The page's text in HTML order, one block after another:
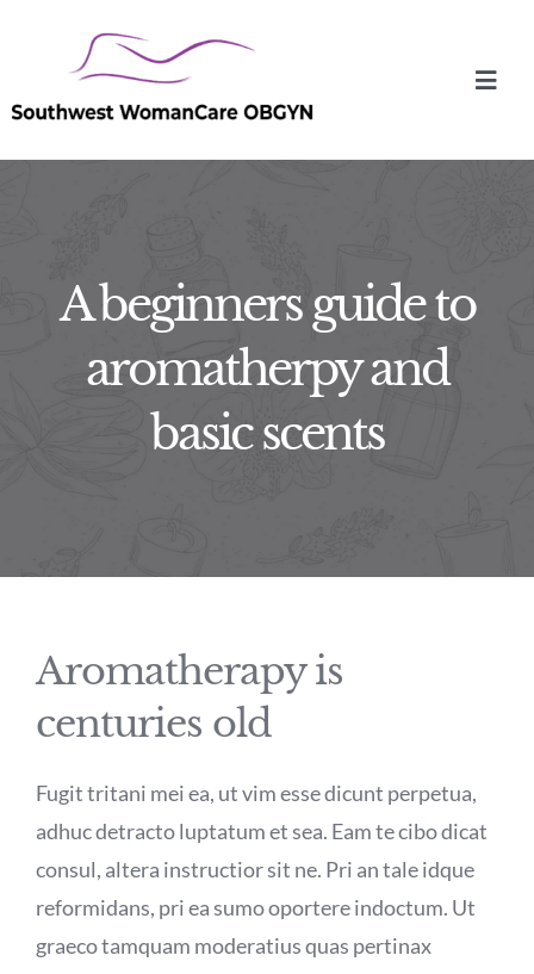
HOME
About
Services
A beginners guide to
aromatherpy and
basic scents
Aromatherapy is
centuries old
Fugit tritani mei ea, ut vim esse dicunt perpetua,
adhuc detracto luptatum et sea. Eam te cibo dicat
consul, altera instructior sit ne. Pri an tale idque
reformidans, pri ea sumo oportere indoctum. Ut
graeco tamquam moderatius quas pertinax